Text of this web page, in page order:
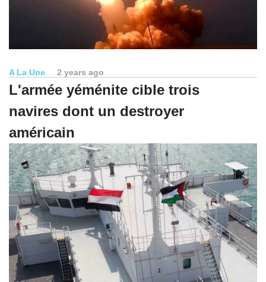
A La Une 2 years ago
L'armée yéménite cible trois
navires dont un destroyer
américain